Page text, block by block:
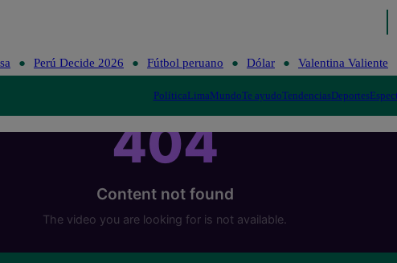
Perú Decide 2026 Fútbol peruano Dólar Valentina Valiente
PolíticaLimaMundoTe ayudoTendenciasDeportes